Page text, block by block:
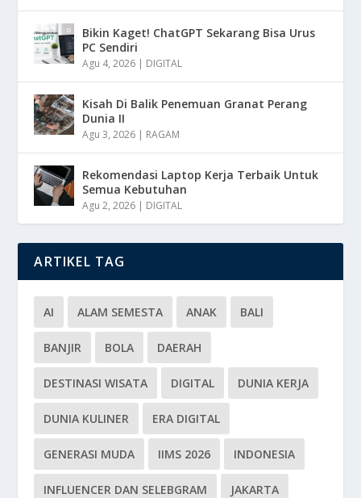
Bikin Kaget! ChatGPT Sekarang Bisa Urus
PC Sendiri
Agu 4, 2026 | DIGITAL
Kisah Di Balik Penemuan Granat Perang
Dunia II
Agu 3, 2026 | RAGAM
Rekomendasi Laptop Kerja Terbaik Untuk
Semua Kebutuhan
Agu 2, 2026 | DIGITAL
ARTIKEL TAG
AI ALAM SEMESTA ANAK BALI
BANJIR BOLA DAERAH
DESTINASI WISATA DIGITAL DUNIA KERJA
DUNIA KULINER ERA DIGITAL
GENERASI MUDA IIMS 2026 INDONESIA
INFLUENCER DAN SELEBGRAM JAKARTA